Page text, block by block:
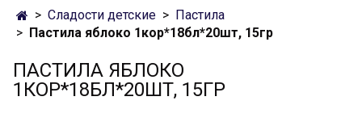
Сладости детские
Пастила
Пастила яблоко 1кор*18бл*20шт, 15гр
ПАСТИЛА ЯБЛОКО
1КОР*18БЛ*20ШТ, 15ГР